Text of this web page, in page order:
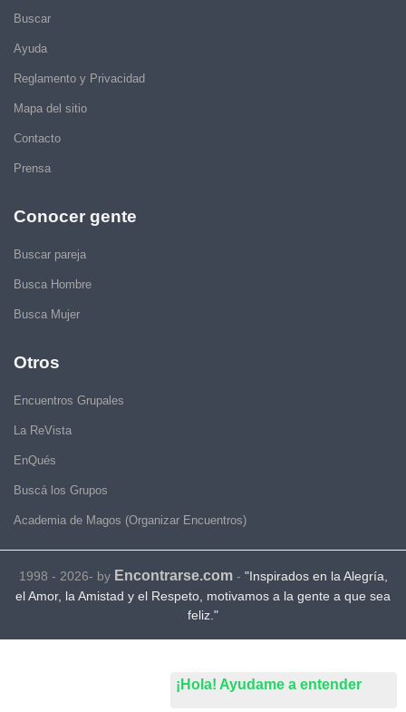
¡Hola! Ayudame a entender
Buscar
Ayuda
Reglamento y Privacidad
Mapa del sitio
Contacto
Prensa
Conocer gente
Buscar pareja
Busca Hombre
Busca Mujer
Otros
Encuentros Grupales
La ReVista
EnQués
Buscá los Grupos
Academia de Magos (Organizar Encuentros)
1998 - 2026- by Encontrarse.com- "Inspirados en la Alegría,
el Amor, la Amistad y el Respeto, motivamos a la gente a que sea
feliz."